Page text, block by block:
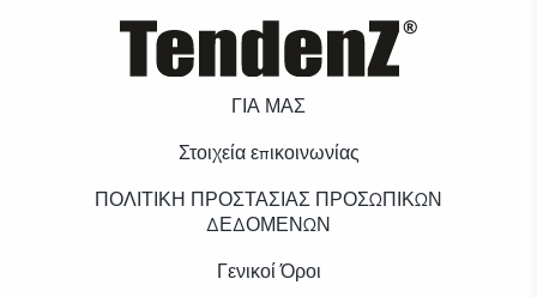
ΓΙΑ ΜΑΣ
Στοιχεία επικοινωνίας
ΠΟΛΙΤΙΚΗ ΠΡΟΣΤΑΣΙΑΣ ΠΡΟΣΩΠΙΚΩΝ
ΔΕΔΟΜΕΝΩΝ
Γενικοί Όροι